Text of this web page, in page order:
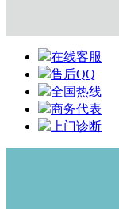
在线客服
售后QQ
全国热线
商务代表
上门诊断